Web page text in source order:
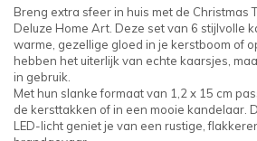
Breng extra sfeer in huis met de Christmas
Deluze Home Art. Deze set van 6 stijlvolle
warme, gezellige gloed in je kerstboom of
hebben het uiterlijk van echte kaarsjes,
in gebruik.
Met hun slanke formaat van 1,2 x 15 cm
de kersttakken of in een mooie kandelaar.
LED-licht geniet je van een rustige,